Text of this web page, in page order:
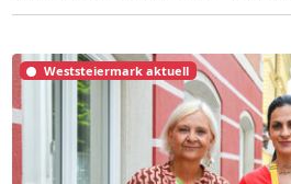
Weststeiermark aktuell